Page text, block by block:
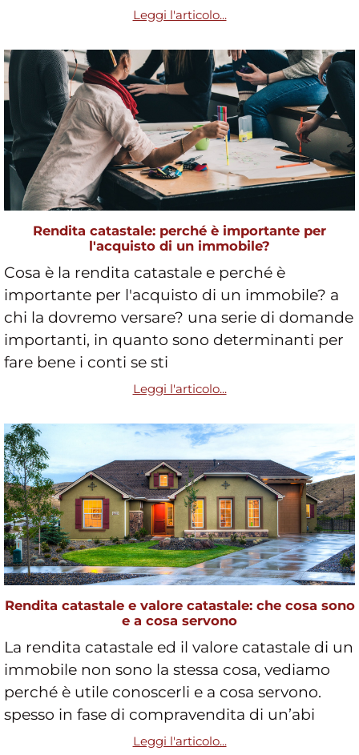
Leggi l'articolo...
Rendita catastale: perché è importante per
l'acquisto di un immobile?
Cosa è la rendita catastale e perché è
importante per l'acquisto di un immobile? a
chi la dovremo versare? una serie di domande
importanti, in quanto sono determinanti per
fare bene i conti se sti
Leggi l'articolo...
Rendita catastale e valore catastale: che cosa sono
e a cosa servono
La rendita catastale ed il valore catastale di un
immobile non sono la stessa cosa, vediamo
perché è utile conoscerli e a cosa servono.
spesso in fase di compravendita di un’abi
Leggi l'articolo...